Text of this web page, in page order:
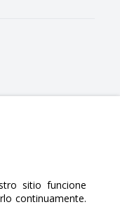
sitio funcione
continuamente.